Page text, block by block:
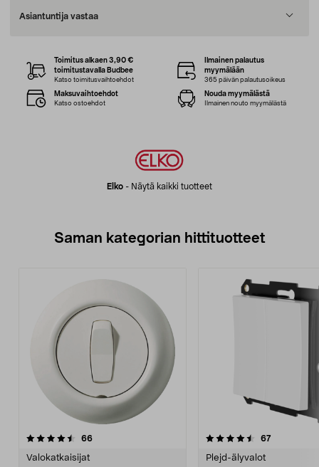
Asiantuntija vastaa
Elko - Näytä kaikki tuotteet
Toimitus alkaen 3,90 €
toimitustavalla Budbee
Katso toimitusvaihtoehdot
Ilmainen palautus
myymälään
365 päivän palautusoikeus
Maksuvaihtoehdot
Katso ostoehdot
Nouda myymälästä
Ilmainen nouto myymälästä
Saman kategorian hittituotteet
66arvostelut
Valokatkaisijat
4.5 viidestä
67arvostelut
Plejd-älyvalot
5.0 viidestä